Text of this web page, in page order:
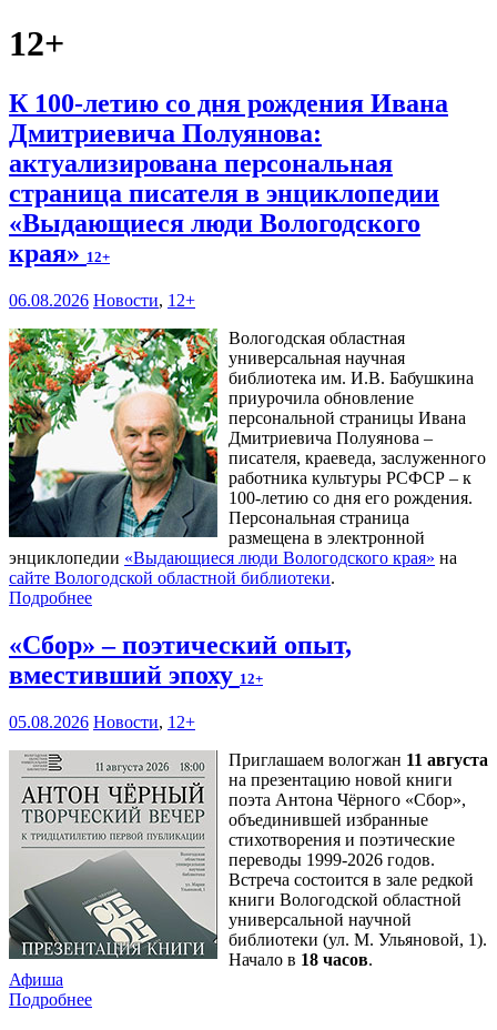
12+
К 100-летию со дня рождения Ивана
Дмитриевича Полуянова:
актуализирована персональная
страница писателя в энциклопедии
«Выдающиеся люди Вологодского
края» 12+
06.08.2026 Новости, 12+
Вологодская областная
универсальная научная
библиотека им. И.В. Бабушкина
приурочила обновление
персональной страницы Ивана
Дмитриевича Полуянова –
писателя, краеведа, заслуженного
работника культуры РСФСР – к
100‑летию со дня его рождения.
Персональная страница
размещена в электронной
энциклопедии «Выдающиеся люди Вологодского края» на
сайте Вологодской областной библиотеки.
Подробнее
«Сбор» – поэтический опыт,
вместивший эпоху 12+
05.08.2026 Новости, 12+
Приглашаем вологжан 11 августа
на презентацию новой книги
поэта Антона Чёрного «Сбор»,
объединившей избранные
стихотворения и поэтические
переводы 1999-2026 годов.
Встреча состоится в зале редкой
книги Вологодской областной
универсальной научной
библиотеки (ул. М. Ульяновой, 1).
Начало в 18 часов.
Афиша
Подробнее